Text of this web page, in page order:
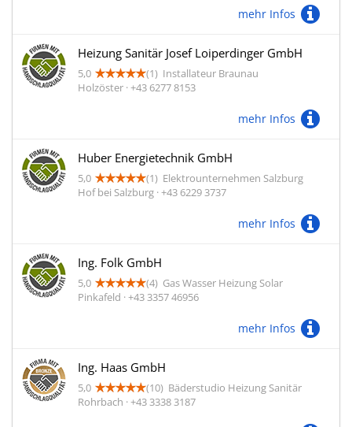
mehr Infos
Heizung Sanitär Josef Loiperdinger GmbH
5,0 (1) Installateur Braunau
Holzöster · +43 6277 8153
mehr Infos
Huber Energietechnik GmbH
5,0 (1) Elektrounternehmen Salzburg
Hof bei Salzburg · +43 6229 3737
mehr Infos
Ing. Folk GmbH
5,0 (4) Gas Wasser Heizung Solar
Pinkafeld · +43 3357 46956
mehr Infos
Ing. Haas GmbH
5,0 (10) Bäderstudio Heizung Sanitär
Rohrbach · +43 3338 3187